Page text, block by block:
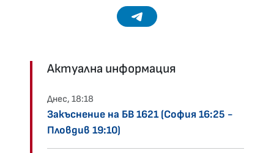
Telegram
Актуална информация
Днес, 18:18
Закъснение на БВ 1621 (София 16:25 -
Пловдив 19:10)